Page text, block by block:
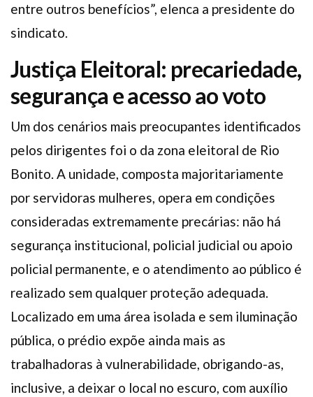
entre outros benefícios”, elenca a presidente do
sindicato.
Justiça Eleitoral: precariedade,
segurança e acesso ao voto
Um dos cenários mais preocupantes identificados
pelos dirigentes foi o da zona eleitoral de Rio
Bonito. A unidade, composta majoritariamente
por servidoras mulheres, opera em condições
consideradas extremamente precárias: não há
segurança institucional, policial judicial ou apoio
policial permanente, e o atendimento ao público é
realizado sem qualquer proteção adequada.
Localizado em uma área isolada e sem iluminação
pública, o prédio expõe ainda mais as
trabalhadoras à vulnerabilidade, obrigando-as,
inclusive, a deixar o local no escuro, com auxílio